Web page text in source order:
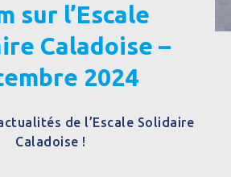
sur l’Escale
Caladoise –
2024
de l’Escale Solidaire
Caladoise !